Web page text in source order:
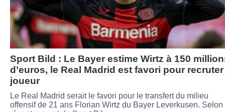
Sport Bild : Le Bayer estime Wirtz à 150
d’euros, le Real Madrid est favori pour
joueur
Le Real Madrid serait le favori pour le transfert du milieu
offensif de 21 ans Florian Wirtz du Bayer Leverkusen. Selon